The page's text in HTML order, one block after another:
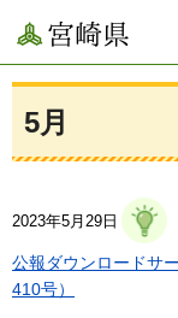
宮崎県
5月
2023年5月29日
公報ダウンロードサ
410号）